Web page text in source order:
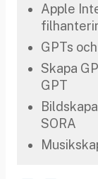
Apple
GPTs
Skapa
GPT
SORA